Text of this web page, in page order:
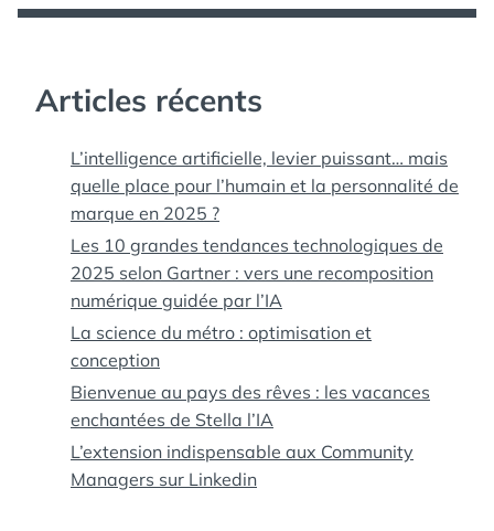
Articles récents
L’intelligence artificielle, levier puissant… mais
quelle place pour l’humain et la personnalité de
marque en 2025 ?
Les 10 grandes tendances technologiques de
2025 selon Gartner : vers une recomposition
numérique guidée par l’IA
La science du métro : optimisation et
conception
Bienvenue au pays des rêves : les vacances
enchantées de Stella l’IA
L’extension indispensable aux Community
Managers sur Linkedin